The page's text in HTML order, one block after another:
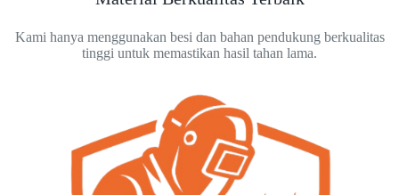
Kami hanya menggunakan besi dan bahan pendukung berkualitas
tinggi untuk memastikan hasil tahan lama.